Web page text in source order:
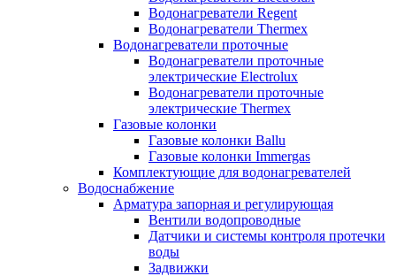
Водонагреватели Regent
Водонагреватели Thermex
Водонагреватели проточные
Водонагреватели проточные
электрические Electrolux
Водонагреватели проточные
электрические Thermex
Газовые колонки
Газовые колонки Ballu
Газовые колонки Immergas
Комплектующие для водонагревателей
Водоснабжение
Арматура запорная и регулирующая
Вентили водопроводные
Датчики и системы контроля протечки
воды
Задвижки